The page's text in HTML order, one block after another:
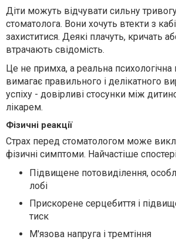
Діти можуть відчувати сильну
стоматолога. Вони хочуть втекти з
захиститися. Деякі плачуть, кричать
втрачають свідомість.
Це не примха, а реальна
вимагає правильного і делікатного
успіху - довірливі стосунки між
лікарем.
Фізичні реакції
Страх перед стоматологом може
фізичні симптоми. Найчастіше
Підвищене потовиділення,
лобі
Прискорене серцебиття і
тиск
М'язова напруга і тремтіння